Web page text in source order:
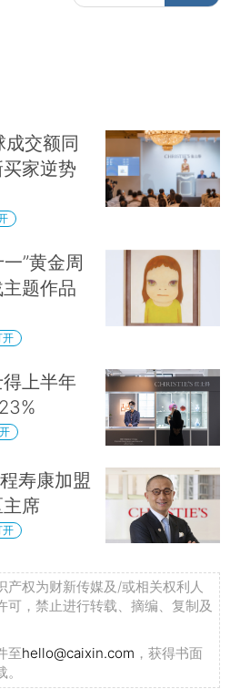
交额同
家逆势
”黄金周
题作品
开
上半年
寿康加盟
席
开
产权为财新传媒及/或相关权利人
可，禁止进行转载、摘编、复制及
至hello@caixin.com ，获得书面